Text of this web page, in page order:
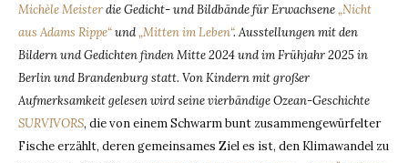
Michèle Meisterdie Gedicht- und Bildbände für Erwachsene„Nicht
aus Adams Rippe“und„Mitten im Leben“. Ausstellungen mit den
Bildern und Gedichten finden Mitte 2024 und im Frühjahr 2025 in
Berlin und Brandenburg statt. Von Kindern mit großer
Aufmerksamkeit gelesen wird seine vierbändige Ozean-Geschichte
SURVIVORS, die von einem Schwarm bunt zusammengewürfelter
Fische erzählt, deren gemeinsames Ziel es ist, den Klimawandel zu